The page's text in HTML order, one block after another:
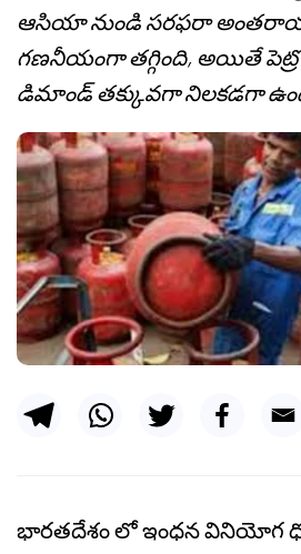
ఆసియా నుండి సరఫరా
గణనీయంగా తగ్గింది, అయితే
డిమాండ్ తక్కువగా నిలకడగా
భారతదేశం లో ఇంధన వినియోగ